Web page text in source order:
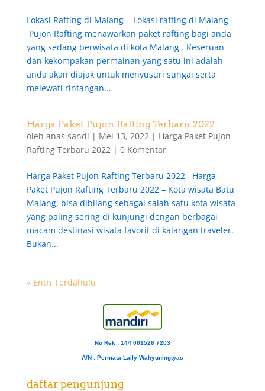
Lokasi Rafting di Malang Lokasi rafting di Malang –
Pujon Rafting menawarkan paket rafting bagi anda
yang sedang berwisata di kota Malang . Keseruan
dan kekompakan permainan yang satu ini adalah
anda akan diajak untuk menyusuri sungai serta
melewati rintangan...
Harga Paket Pujon Rafting Terbaru 2022
oleh anas sandi | Mei 13, 2022| Harga Paket Pujon
Rafting Terbaru 2022| 0 Komentar
Harga Paket Pujon Rafting Terbaru 2022 Harga
Paket Pujon Rafting Terbaru 2022 – Kota wisata Batu
Malang, bisa dibilang sebagai salah satu kota wisata
yang paling sering di kunjungi dengan berbagai
macam destinasi wisata favorit di kalangan traveler.
Bukan...
« Entri Terdahulu
No Rek : 144 001526 7203
A/N : Permata Laily Wahyuningtyas
daftar pengunjung